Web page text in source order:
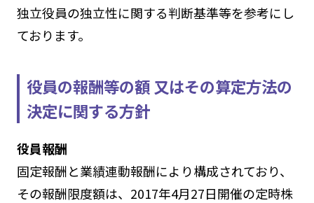
独立役員の独立性に関する判断基準等を参考にし
ております。
役員の報酬等の額 又はその算定方法の
決定に関する方針
役員報酬
固定報酬と業績連動報酬により構成されており、
その報酬限度額は、2017年4月27日開催の定時株